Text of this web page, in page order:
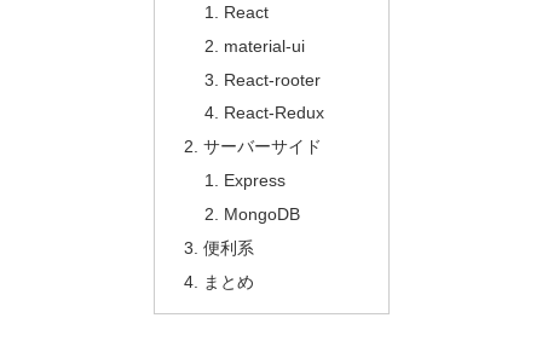
React
material-ui
React-rooter
React-Redux
サーバーサイド
Express
MongoDB
便利系
まとめ